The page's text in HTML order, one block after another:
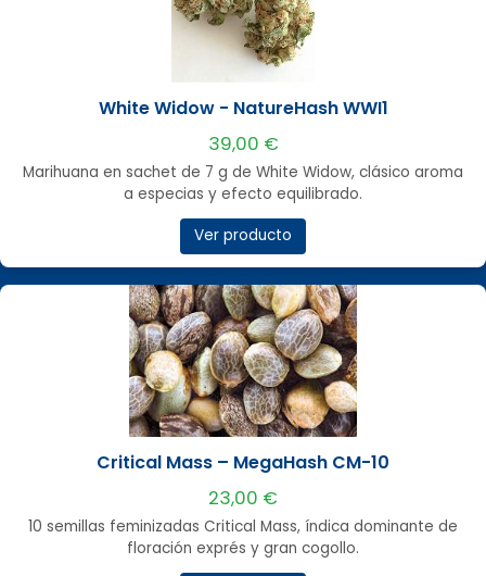
White Widow - NatureHash WWI1
39,00 €
Marihuana en sachet de 7 g de White Widow, clásico aroma
a especias y efecto equilibrado.
Ver producto
Critical Mass – MegaHash CM-10
23,00 €
10 semillas feminizadas Critical Mass, índica dominante de
floración exprés y gran cogollo.